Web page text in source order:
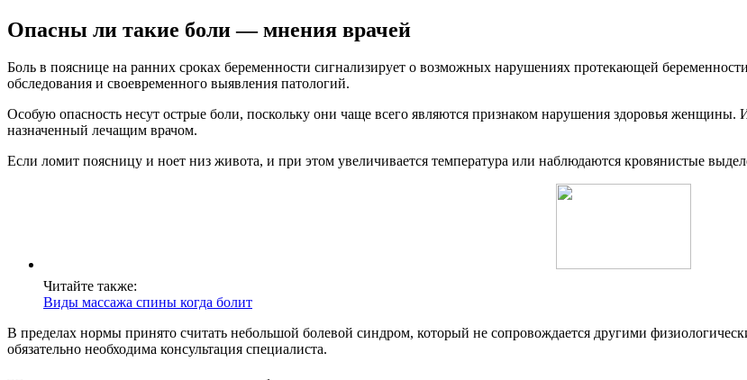
Опасны ли такие боли — мнения врачей
Боль в пояснице на ранних сроках беременности сигнализирует о возможных нарушениях протекающей
обследования и своевременного выявления патологий.
Особую опасность несут острые боли, поскольку они чаще всего являются признаком нарушения здоровья женщины.
назначенный лечащим врачом.
Если ломит поясницу и ноет низ живота, и при этом увеличивается температура или наблюдаются кровянистые
Читайте также:
Виды массажа спины когда болит
В пределах нормы принято считать небольшой болевой синдром, который не сопровождается другими
обязательно необходима консультация специалиста.